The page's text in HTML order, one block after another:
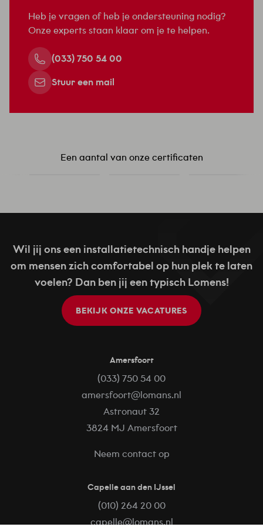
Heb je vragen of heb je ondersteuning nodig?
Onze experts staan klaar om je te helpen.
(033) 750 54 00
Stuur een mail
Een aantal van onze certificaten
Wil jij ons een installatietechnisch handje helpen
om mensen zich comfortabel op hun plek te laten
voelen? Dan ben jij een typisch Lomens!
BEKIJK ONZE VACATURES
Amersfoort
(033) 750 54 00
amersfoort@lomans.nl
Astronaut 32
3824 MJ Amersfoort
Neem contact op
Capelle aan den IJssel
(010) 264 20 00
capelle@lomans.nl